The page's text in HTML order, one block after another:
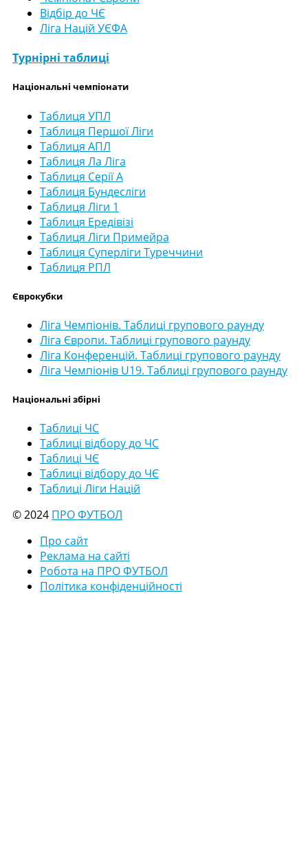
Відбір до ЧЄ
Ліга Націй УЄФА
Турнірні таблиці
Національні чемпіонати
Таблиця УПЛ
Таблиця Першої Ліги
Таблиця АПЛ
Таблиця Ла Ліга
Таблиця Серії А
Таблиця Бундесліги
Таблиця Ліги 1
Таблиця Ередівізі
Таблиця Ліги Примейра
Таблиця Суперліги Туреччини
Таблиця РПЛ
Єврокубки
Ліга Чемпіонів. Таблиці групового раунду
Ліга Європи. Таблиці групового раунду
Ліга Конференцій. Таблиці групового раунду
Ліга Чемпіонів U19. Таблиці групового раунду
Національні збірні
Таблиці ЧС
Таблиці відбору до ЧС
Таблиці ЧЄ
Таблиці відбору до ЧЄ
Таблиці Ліги Націй
© 2024 ПРО ФУТБОЛ
Про сайт
Реклама на сайті
Робота на ПРО ФУТБОЛ
Політика конфіденційності